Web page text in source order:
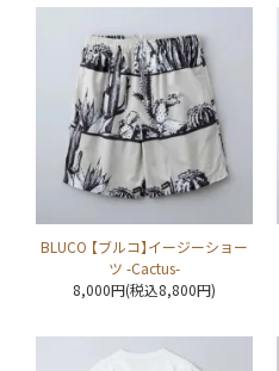
BLUCO 【ブルコ】イージーショー
ツ -Cactus-
8,000円(税込8,800円)